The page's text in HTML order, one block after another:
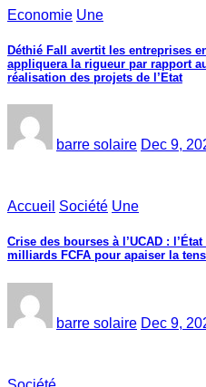
Economie Une
Déthié Fall avertit les entreprises
appliquera la rigueur par rapport
réalisation des projets de l’Etat
barre solaire Dec 9,
Accueil Société Une
Crise des bourses à l’UCAD :
milliards FCFA pour apaiser la
barre solaire Dec 9,